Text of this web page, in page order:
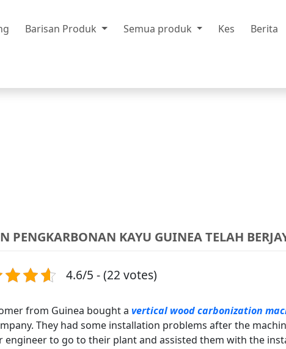
Barisan Produk Semua produk Kes Berita
PENGKARBONAN KAYU GUINEA TELAH
4.6/5 - (22 votes)
from Guinea bought a vertical wood carbonization
They had some installation problems after the
engineer to go to their plant and assisted them with the